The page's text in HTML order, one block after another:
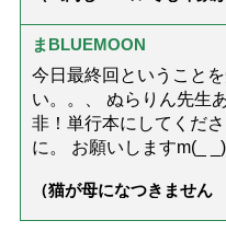
の夏ネックレス」上品＆
に見せる4つの法則）
まBLUEMOON
今日最終回ということ
い。。、 ぬらりん先生
非！単行本にしてくだ
に。 お願いしますm(_
（猫が母になつきません